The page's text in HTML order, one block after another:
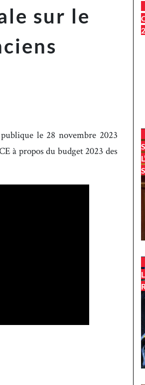
sur le
le 28 novembre 2023
à propos du budget 2023 des